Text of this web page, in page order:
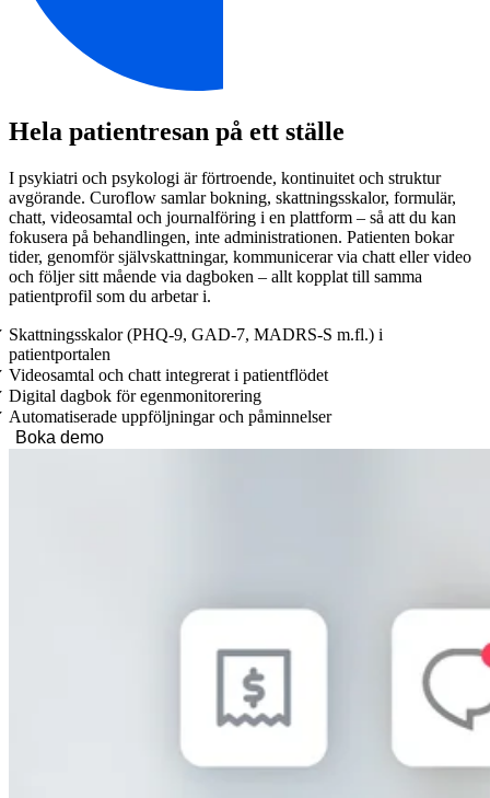
Hela patientresan på ett ställe
I psykiatri och psykologi är förtroende, kontinuitet och struktur
avgörande. Curoflow samlar bokning, skattningsskalor, formulär,
chatt, videosamtal och journalföring i en plattform – så att du kan
fokusera på behandlingen, inte administrationen. Patienten bokar
tider, genomför självskattningar, kommunicerar via chatt eller video
och följer sitt mående via dagboken – allt kopplat till samma
patientprofil som du arbetar i.
Skattningsskalor (PHQ-9, GAD-7, MADRS-S m.fl.) i
patientportalen
Videosamtal och chatt integrerat i patientflödet
Digital dagbok för egenmonitorering
Automatiserade uppföljningar och påminnelser
Boka demo